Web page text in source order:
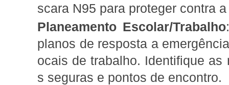
scara N95 para proteger contra
Planeamento Escolar/Trabalho
planos de resposta a
ocais de trabalho. Identifique as
s seguras e pontos de encontro.